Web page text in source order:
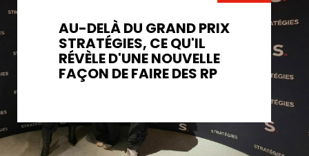
AU-DELÀ DU GRAND PRIX
STRATÉGIES, CE QU'IL
RÉVÈLE D'UNE NOUVELLE
FAÇON DE FAIRE DES RP